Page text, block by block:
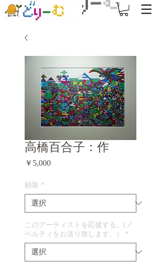
高橋百合子：作
￥5,000価
額装 *
このアーティストを応援する。(ノ
ベルティをお送り致します。）
*